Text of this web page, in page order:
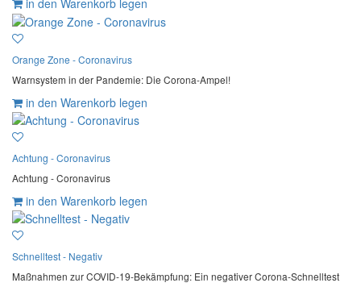
in den Warenkorb legen
Orange Zone - Coronavirus
Warnsystem in der Pandemie: Die Corona-Ampel!
in den Warenkorb legen
Achtung - Coronavirus
Achtung - Coronavirus
in den Warenkorb legen
Schnelltest - Negativ
Maßnahmen zur COVID-19-Bekämpfung: Ein negativer Corona-Schnelltest